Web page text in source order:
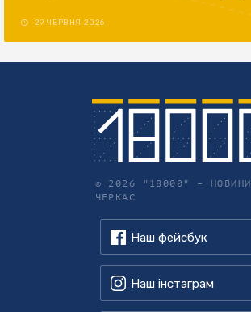
29 ЧЕРВНЯ 2026
© 2026 "18000" – НОВИНИ
ЧЕРКАС
Наш фейсбук
Наш інстаграм